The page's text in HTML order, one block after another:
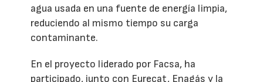
agua usada en una fuente de energía limpia,
reduciendo al mismo tiempo su carga
contaminante.
En el proyecto liderado por Facsa, ha
participado, junto con Eurecat, Enagás y la